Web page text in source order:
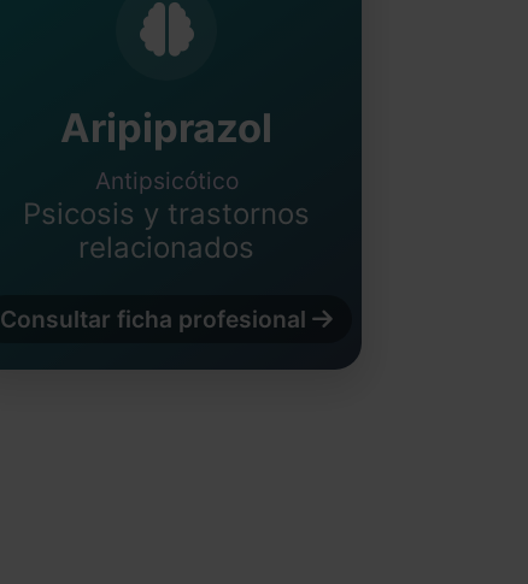
Aripiprazol
Antipsicótico
Psicosis y trastornos
relacionados
Consultar ficha profesional